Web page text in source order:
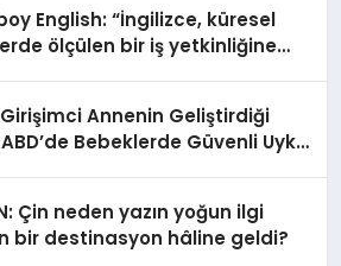
English: “İngilizce, küresel
ölçülen bir iş yetkinliğine
Annenin Geliştirdiği
Bebeklerde Güvenli Uyku
Çin neden yazın yoğun ilgi
bir destinasyon hâline geldi?